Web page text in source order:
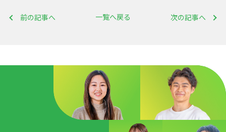
前の記事へ 次の記事へ
一覧へ戻る